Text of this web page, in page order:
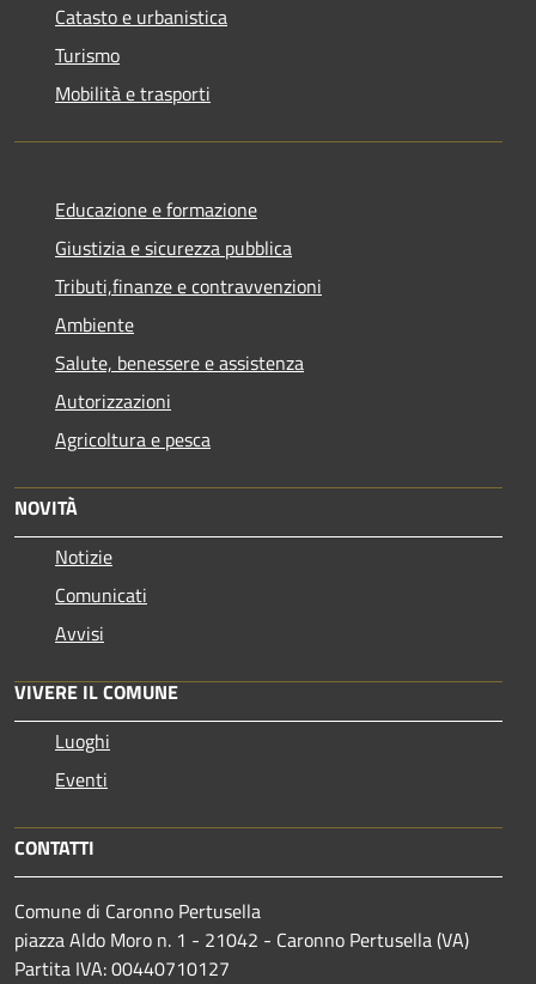
Catasto e urbanistica
Turismo
Mobilità e trasporti
Educazione e formazione
Giustizia e sicurezza pubblica
Tributi,finanze e contravvenzioni
Ambiente
Salute, benessere e assistenza
Autorizzazioni
Agricoltura e pesca
NOVITÀ
Notizie
Comunicati
Avvisi
VIVERE IL COMUNE
Luoghi
Eventi
CONTATTI
Comune di Caronno Pertusella
piazza Aldo Moro n. 1 - 21042 - Caronno Pertusella (VA)
Partita IVA: 00440710127